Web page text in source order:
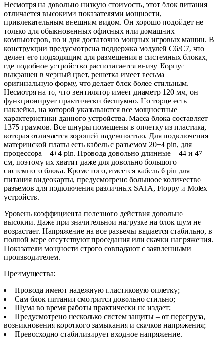
Несмотря на довольно низкую стоимость, этот блок питания
отличается высокими показателями мощности,
привлекательным внешним видом. Он хорошо подойдет не
только для обыкновенных офисных или домашних
компьютеров, но и для достаточно мощных игровых машин. В
конструкции предусмотрена поддержка модулей С6/С7, что
делает его подходящим для размещения в системных блоках,
где подобное устройство располагается внизу. Корпус
выкрашен в черный цвет, решетка имеет весьма
оригинальную форму, что делает блок более стильным.
Несмотря на то, что вентилятор имеет диаметр 120 мм, он
функционирует практически бесшумно. Но торце есть
наклейка, на которой указываются все мощностные
характеристики данного устройства. Масса блока составляет
1375 граммов. Все шнуры помещены в оплетку из пластика,
которая отличается хорошей надежностью. Для подключения
материнской платы есть кабель с разъемом 20+4 pin, для
процессора – 4+4 pin. Провода довольно длинные – 44 и 47
см, поэтому их хватит даже для довольно большого
системного блока. Кроме того, имеется кабель 6 pin для
питания видеокарты, предусмотрено большоое количество
разъемов для подключения различных SATA, Floppy и Molex
устройств.
Уровень коэффициента полезного действия довольно
высокий. Даже при значительной нагрузке на блок шум не
возрастает. Напряжение на все разъемы выдается стабильно, в
полной мере отсутствуют проседания или скачки напряжения.
Показатели мощности строго совпадают с заявленными
производителем.
Преимущества:
Провода имеют надежную пластиковую оплетку;
Сам блок питания смотрится довольно стильно;
Шума во время работы практически не издает;
Предусмотрено несколько систем защиты – от перегруза,
возникновения короткого замыкания и скачков напряжения;
Превосходно стабилизирует входное напряжение.